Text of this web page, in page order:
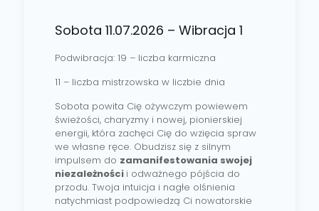
Sobota 11.07.2026 – Wibracja 1
Podwibracja: 19 – liczba karmiczna
11 – liczba mistrzowska w liczbie dnia
Sobota powita Cię ożywczym powiewem
świeżości, charyzmy i nowej, pionierskiej
energii, która zachęci Cię do wzięcia spraw
we własne ręce. Obudzisz się z silnym
impulsem do zamanifestowania swojej
niezależności i odważnego pójścia do
przodu. Twoja intuicja i nagłe olśnienia
natychmiast podpowiedzą Ci nowatorskie